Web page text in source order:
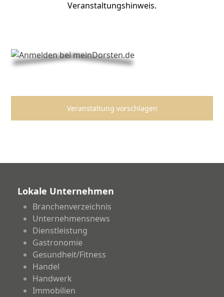
Veranstaltungshinweis.
Veranstaltung vorschlagen
Lokale Unternehmen
Branchenverzeichnis
Unternehmensnews
Dienstleistung
Gastronomie
Gesundheit/Fitness
Handel
Handwerk
Immobilien